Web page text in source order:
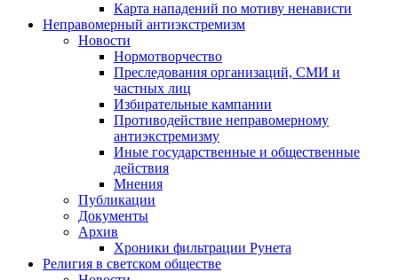
Карта нападений по мотиву ненависти
Неправомерный антиэкстремизм
Новости
Нормотворчество
Преследования организаций, СМИ и
частных лиц
Избирательные кампании
Противодействие неправомерному
антиэкстремизму
Иные государственные и общественные
действия
Мнения
Публикации
Документы
Архив
Хроники фильтрации Рунета
Религия в светском обществе